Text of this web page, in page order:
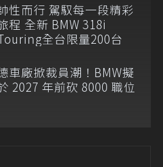
性而行 駕馭每一段精彩
程 全新 BMW 318i
全台限量200台
車廠掀裁員潮！BMW擬
2027 年前砍 8000 職位